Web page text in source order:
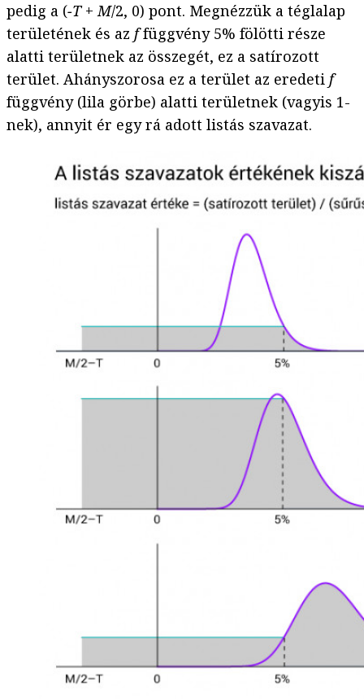
pedig a (−T+M/2, 0) pont. Megnézzük a téglalap
területének és az ffüggvény 5% fölötti része
alatti területnek az összegét, ez a satírozott
terület. Ahányszorosa ez a terület az eredeti f
függvény (lila görbe) alatti területnek (vagyis 1-
nek), annyit ér egy rá adott listás szavazat.